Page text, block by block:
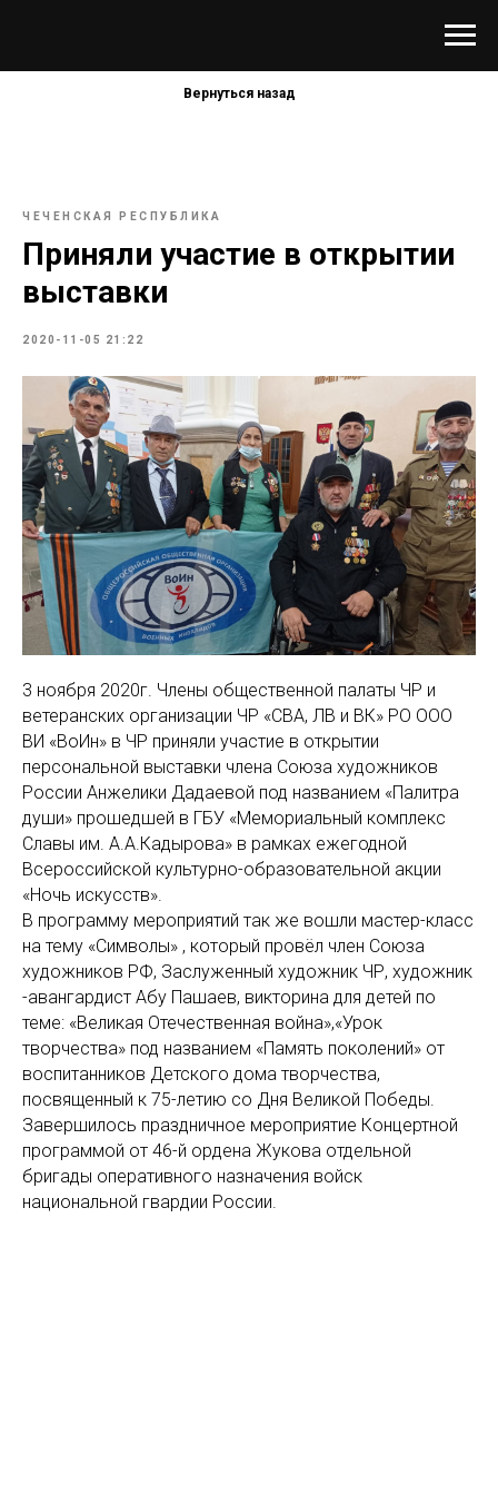
Вернуться назад
ЧЕЧЕНСКАЯ РЕСПУБЛИКА
Приняли участие в открытии
выставки
2020-11-05 21:22
3 ноября 2020г. Члены общественной палаты ЧР и
ветеранских организации ЧР «СВА, ЛВ и ВК» РО ООО
ВИ «ВоИн» в ЧР приняли участие в открытии
персональной выставки члена Союза художников
России Анжелики Дадаевой под названием «Палитра
души» прошедшей в ГБУ «Мемориальный комплекс
Славы им. А.А.Кадырова» в рамках ежегодной
Всероссийской культурно-образовательной акции
«Ночь искусств».
В программу мероприятий так же вошли мастер-класс
на тему «Символы» , который провёл член Союза
художников РФ, Заслуженный художник ЧР, художник
-авангардист Абу Пашаев, викторина для детей по
теме: «Великая Отечественная война»,«Урок
творчества» под названием «Память поколений» от
воспитанников Детского дома творчества,
посвященный к 75-летию со Дня Великой Победы.
Завершилось праздничное мероприятие Концертной
программой от 46-й ордена Жукова отдельной
бригады оперативного назначения войск
национальной гвардии России.